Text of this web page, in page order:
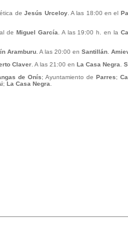
deJesús Urceloy. A las 18:00 en el
de Miguel García . A las 19:00 h. en la
Aramburu . A las 20:00 en Santillán
Claver . A las 21:00 en La Casa Negra
de Onís; Ayuntamiento deParres;
; La Casa Negra